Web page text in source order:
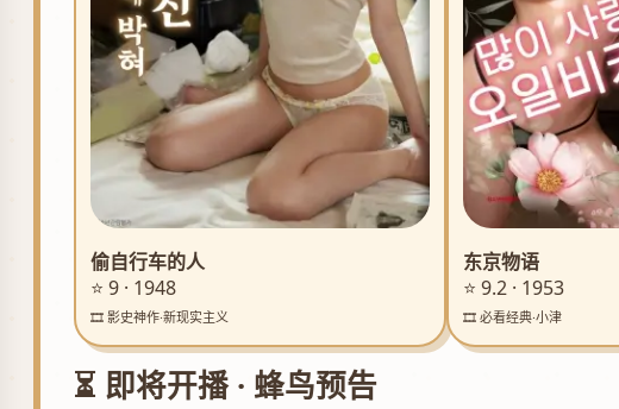
偷自行车的人
⭐ 9 · 1948
🎞️ 影史神作·新现实主义
东京物语
⭐ 9.2 · 1953
🎞️ 必看经典·小津
⏳ 即将开播 · 蜂鸟预告